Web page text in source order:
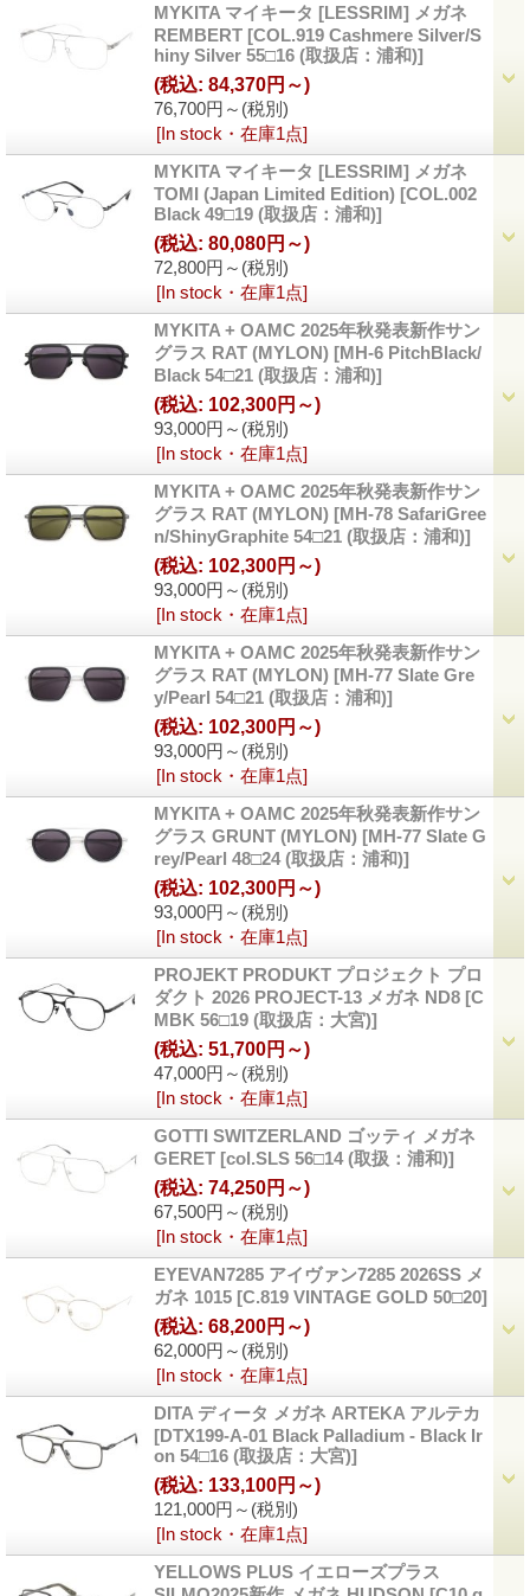
MYKITA マイキータ [LESSRIM] メガネ
REMBERT [COL.919 Cashmere Silver/S
hiny Silver 55□16 (取扱店：浦和)]
76,700円～ (税別)
(税込: 84,370円～)
[In stock・在庫1点]
MYKITA マイキータ [LESSRIM] メガネ
TOMI (Japan Limited Edition) [COL.002
Black 49□19 (取扱店：浦和)]
72,800円～ (税別)
(税込: 80,080円～)
[In stock・在庫1点]
MYKITA + OAMC 2025年秋発表新作サン
グラス RAT (MYLON) [MH-6 PitchBlack/
Black 54□21 (取扱店：浦和)]
93,000円～ (税別)
(税込: 102,300円～)
[In stock・在庫1点]
MYKITA + OAMC 2025年秋発表新作サン
グラス RAT (MYLON) [MH-78 SafariGree
n/ShinyGraphite 54□21 (取扱店：浦和)]
93,000円～ (税別)
(税込: 102,300円～)
[In stock・在庫1点]
MYKITA + OAMC 2025年秋発表新作サン
グラス RAT (MYLON) [MH-77 Slate Gre
y/Pearl 54□21 (取扱店：浦和)]
93,000円～ (税別)
(税込: 102,300円～)
[In stock・在庫1点]
MYKITA + OAMC 2025年秋発表新作サン
グラス GRUNT (MYLON) [MH-77 Slate G
rey/Pearl 48□24 (取扱店：浦和)]
93,000円～ (税別)
(税込: 102,300円～)
[In stock・在庫1点]
PROJEKT PRODUKT プロジェクト プロ
ダクト 2026 PROJECT-13 メガネ ND8 [C
MBK 56□19 (取扱店：大宮)]
47,000円～ (税別)
(税込: 51,700円～)
[In stock・在庫1点]
GOTTI SWITZERLAND ゴッティ メガネ
GERET [col.SLS 56□14 (取扱：浦和)]
67,500円～ (税別)
(税込: 74,250円～)
[In stock・在庫1点]
EYEVAN7285 アイヴァン7285 2026SS メ
ガネ 1015 [C.819 VINTAGE GOLD 50□20]
62,000円～ (税別)
(税込: 68,200円～)
[In stock・在庫1点]
DITA ディータ メガネ ARTEKA アルテカ
[DTX199-A-01 Black Palladium - Black Ir
on 54□16 (取扱店：大宮)]
121,000円～ (税別)
(税込: 133,100円～)
[In stock・在庫1点]
YELLOWS PLUS イエローズプラス